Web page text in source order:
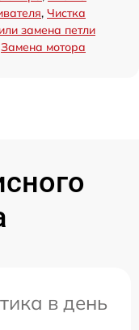
, Чистка
замена петли
Замена мотора
в день